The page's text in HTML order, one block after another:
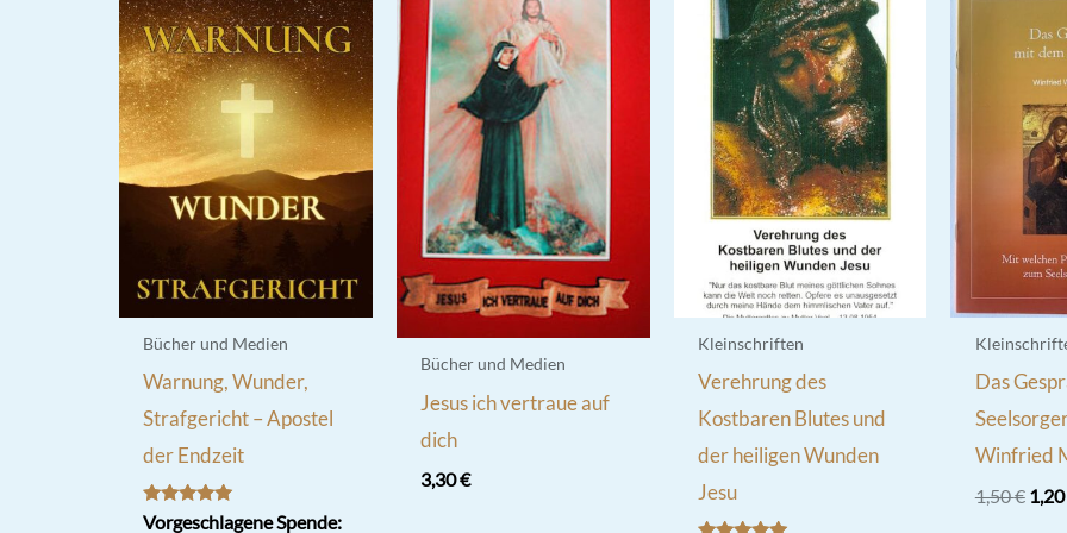
Bücher und Medien
Warnung, Wunder,
Strafgericht – Apostel
der Endzeit
Bewertet
Vorgeschlagene Spende:
Bücher und Medien
Jesus ich vertraue auf
dich
3,30€
Kleinschriften
Verehrung des
Kostbaren Blutes und
der heiligen Wunden
Jesu
Das
Winfried
1,50€ 1,20